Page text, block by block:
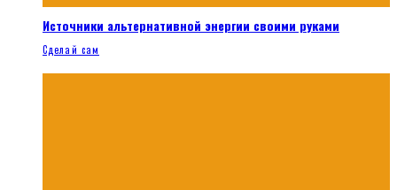
Источники альтернативной энергии своими руками
Сделай сам